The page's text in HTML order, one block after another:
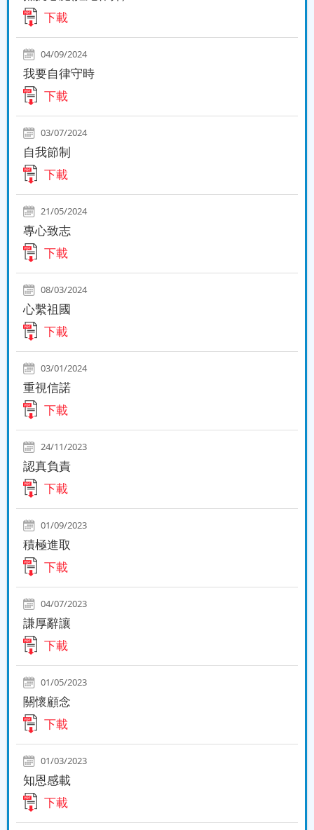
下載
04/09/2024
我要自律守時
下載
03/07/2024
自我節制
下載
21/05/2024
專心致志
下載
08/03/2024
心繫祖國
下載
03/01/2024
重視信諾
下載
24/11/2023
認真負責
下載
01/09/2023
積極進取
下載
04/07/2023
謙厚辭讓
下載
01/05/2023
關懷顧念
下載
01/03/2023
知恩感載
下載